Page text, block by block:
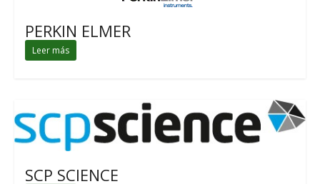
PERKIN ELMER
Leer más
SCP SCIENCE